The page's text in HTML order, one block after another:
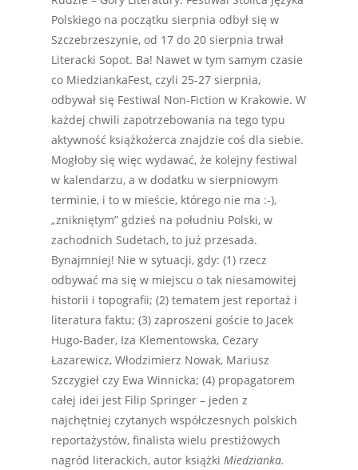
Polskiego na początku sierpnia odbył się w
Szczebrzeszynie, od 17 do 20 sierpnia trwał
Literacki Sopot. Ba! Nawet w tym samym czasie
co MiedziankaFest, czyli 25-27 sierpnia,
odbywał się Festiwal Non-Fiction w Krakowie. W
każdej chwili zapotrzebowania na tego typu
aktywność książkożerca znajdzie coś dla siebie.
Mogłoby się więc wydawać, że kolejny festiwal
w kalendarzu, a w dodatku w sierpniowym
terminie, i to w mieście, którego nie ma :-),
„znikniętym” gdzieś na południu Polski, w
zachodnich Sudetach, to już przesada.
Bynajmniej! Nie w sytuacji, gdy: (1) rzecz
odbywać ma się w miejscu o tak niesamowitej
historii i topografii; (2) tematem jest reportaż i
literatura faktu; (3) zaproszeni goście to Jacek
Hugo-Bader, Iza Klementowska, Cezary
Łazarewicz, Włodzimierz Nowak, Mariusz
Szczygieł czy Ewa Winnicka; (4) propagatorem
całej idei jest Filip Springer – jeden z
najchętniej czytanych współczesnych polskich
reportażystów, finalista wielu prestiżowych
nagród literackich, autor książki Miedzianka.